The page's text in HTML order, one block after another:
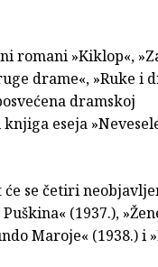
romani »Kiklop«,
drame«, »Ruke i
dramskoj
eseja
se četiri
(1937.),
Maroje« (1938.) i